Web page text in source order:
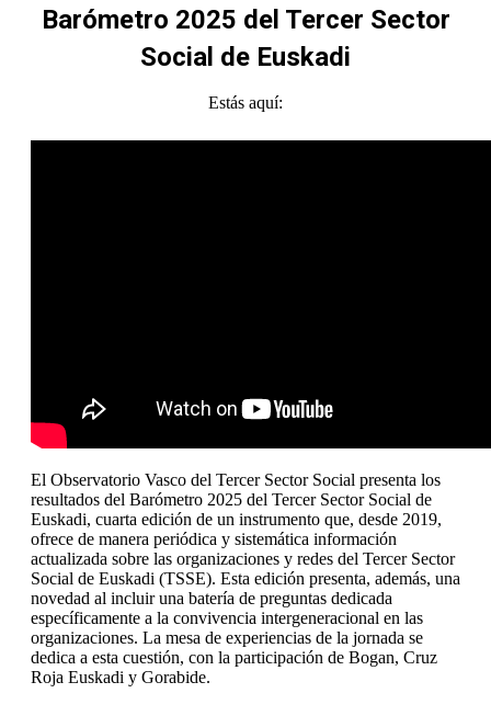
Barómetro 2025 del Tercer Sector
Social de Euskadi
Estás aquí:
El Observatorio Vasco del Tercer Sector Social presenta los
resultados del Barómetro 2025 del Tercer Sector Social de
Euskadi, cuarta edición de un instrumento que, desde 2019,
ofrece de manera periódica y sistemática información
actualizada sobre las organizaciones y redes del Tercer Sector
Social de Euskadi (TSSE). Esta edición presenta, además, una
novedad al incluir una batería de preguntas dedicada
específicamente a la convivencia intergeneracional en las
organizaciones. La mesa de experiencias de la jornada se
dedica a esta cuestión, con la participación de Bogan, Cruz
Roja Euskadi y Gorabide.